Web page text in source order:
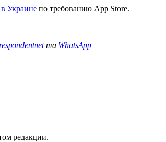
Украине по требованию App Store.
та WhatsApp
редакции.